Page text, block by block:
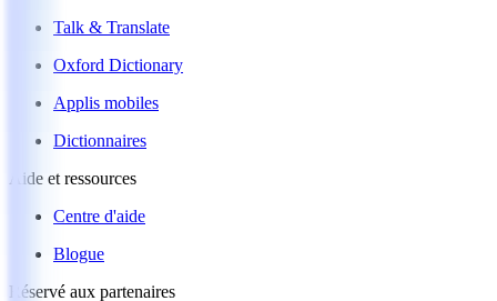
Talk & Translate
Oxford Dictionary
Applis mobiles
Dictionnaires
Aide et ressources
Centre d'aide
Blogue
Réservé aux partenaires